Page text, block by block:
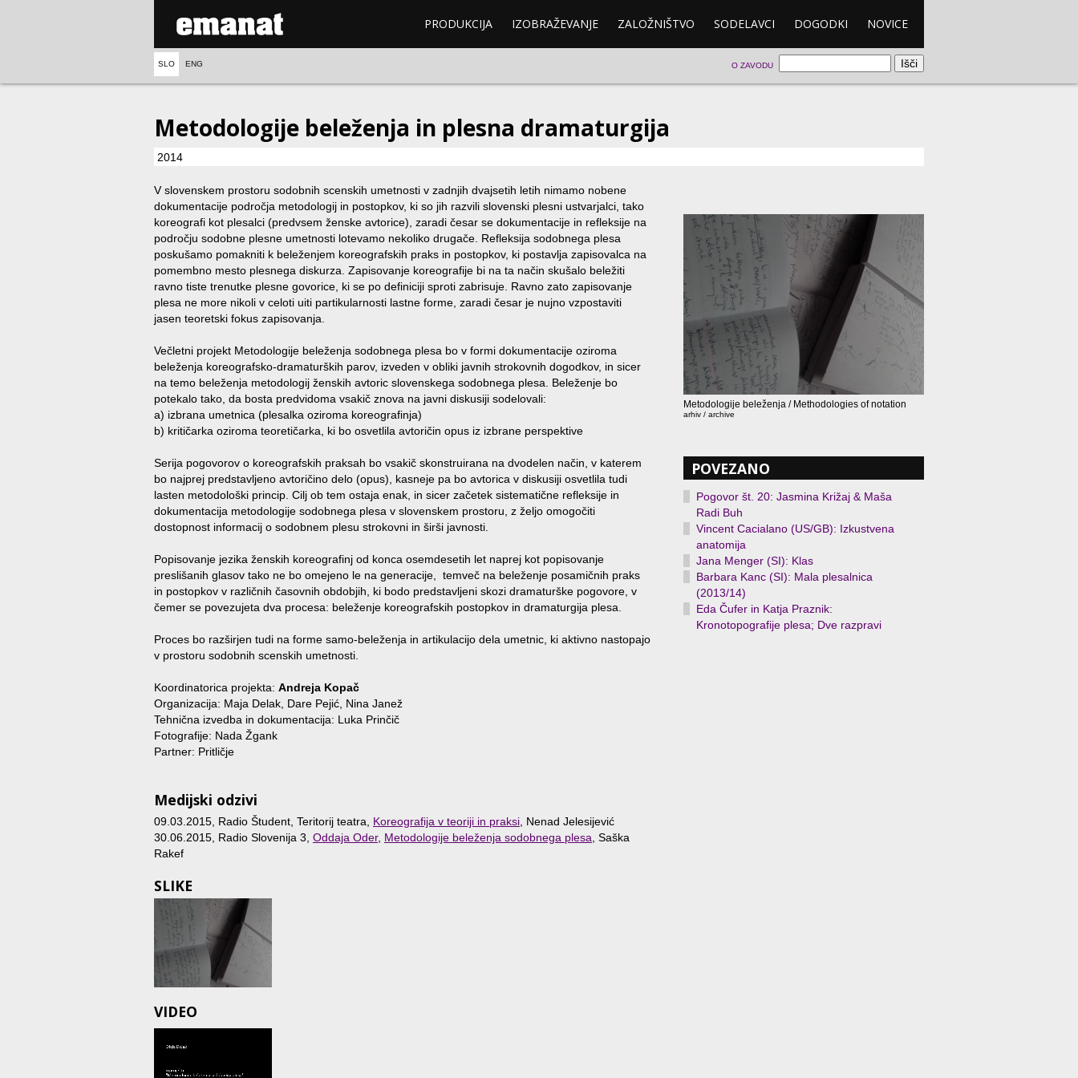
PRODUKCIJA IZOBRAŽEVANJE ZALOŽNIŠTVO SODELAVCI DOGODKI NOVICE
SLO ENG O ZAVODU
Metodologije beleženja in plesna dramaturgija
2014
Metodologije beleženja / Methodologies of notation
arhiv / archive
V slovenskem prostoru sodobnih scenskih umetnosti v zadnjih dvajsetih letih nimamo nobene
dokumentacije področja metodologij in postopkov, ki so jih razvili slovenski plesni ustvarjalci, tako
koreografi kot plesalci (predvsem ženske avtorice), zaradi česar se dokumentacije in refleksije na
področju sodobne plesne umetnosti lotevamo nekoliko drugače. Refleksija sodobnega plesa
poskušamo pomakniti k beleženjem koreografskih praks in postopkov, ki postavlja zapisovalca na
pomembno mesto plesnega diskurza. Zapisovanje koreografije bi na ta način skušalo beležiti
ravno tiste trenutke plesne govorice, ki se po definiciji sproti zabrisuje. Ravno zato zapisovanje
plesa ne more nikoli v celoti uiti partikularnosti lastne forme, zaradi česar je nujno vzpostaviti
jasen teoretski fokus zapisovanja.
Večletni projekt Metodologije beleženja sodobnega plesa bo v formi dokumentacije oziroma
beleženja koreografsko-dramaturških parov, izveden v obliki javnih strokovnih dogodkov, in sicer
na temo beleženja metodologij ženskih avtoric slovenskega sodobnega plesa. Beleženje bo
potekalo tako, da bosta predvidoma vsakič znova na javni diskusiji sodelovali:
a) izbrana umetnica (plesalka oziroma koreografinja)
b) kritičarka oziroma teoretičarka, ki bo osvetlila avtoričin opus iz izbrane perspektive
Serija pogovorov o koreografskih praksah bo vsakič skonstruirana na dvodelen način, v katerem
bo najprej predstavljeno avtoričino delo (opus), kasneje pa bo avtorica v diskusiji osvetlila tudi
lasten metodološki princip. Cilj ob tem ostaja enak, in sicer začetek sistematične refleksije in
dokumentacija metodologije sodobnega plesa v slovenskem prostoru, z željo omogočiti
dostopnost informacij o sodobnem plesu strokovni in širši javnosti.
Popisovanje jezika ženskih koreografinj od konca osemdesetih let naprej kot popisovanje
preslišanih glasov tako ne bo omejeno le na generacije, temveč na beleženje posamičnih praks
in postopkov v različnih časovnih obdobjih, ki bodo predstavljeni skozi dramaturške pogovore, v
čemer se povezujeta dva procesa: beleženje koreografskih postopkov in dramaturgija plesa.
Proces bo razširjen tudi na forme samo-beleženja in artikulacijo dela umetnic, ki aktivno nastopajo
v prostoru sodobnih scenskih umetnosti.
Koordinatorica projekta: Andreja Kopač
Organizacija: Maja Delak, Dare Pejić, Nina Janež
Tehnična izvedba in dokumentacija: Luka Prinčič
Fotografije: Nada Žgank
Partner: Pritličje
Medijski odzivi
09.03.2015, Radio Študent, Teritorij teatra, Koreografija v teoriji in praksi , Nenad Jelesijević
30.06.2015, Radio Slovenija 3, Oddaja Oder, Metodologije beleženja sodobnega plesa , Saška
Rakef
SLIKE
VIDEO
POVEZANO
Pogovor št. 20: Jasmina Križaj & Maša
Radi Buh
Vincent Cacialano (US/GB): Izkustvena
anatomija
Jana Menger (SI): Klas
Barbara Kanc (SI): Mala plesalnica
(2013/14)
Eda Čufer in Katja Praznik:
Kronotopografije plesa; Dve razpravi